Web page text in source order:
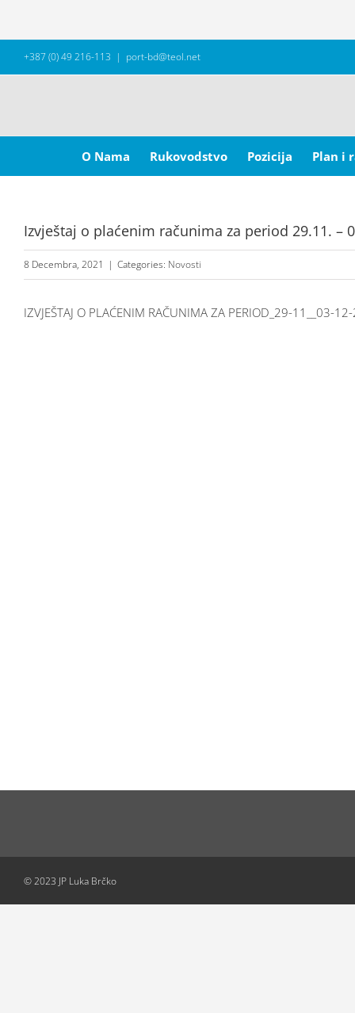
+387 (0) 49 216-113 | port-bd@teol.net
for:
O Nama
Rukovodstvo Pozicija Plan i
Izvještaj o plaćenim računima za period 29.11. –
8 Decembra, 2021 | Categories: Novosti
IZVJEŠTAJ O PLAĆENIM RAČUNIMA ZA PERIOD_29-11__03-
© 2023 JP Luka Brčko